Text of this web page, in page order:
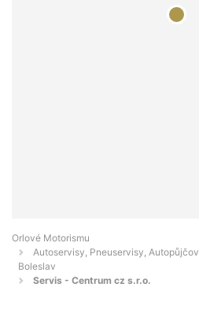
Orlové Motorismu
Autoservisy, Pneuservisy,
Boleslav
Servis - Centrum cz s.r.o.